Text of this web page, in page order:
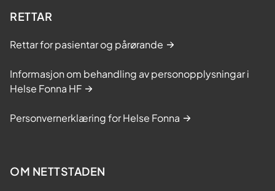
RETTAR
Rettar for pasientar og pårørande
Informasjon om behandling av personopplysningar i
Helse Fonna HF
Personvernerklæring for Helse Fonna
OM NETTSTADEN